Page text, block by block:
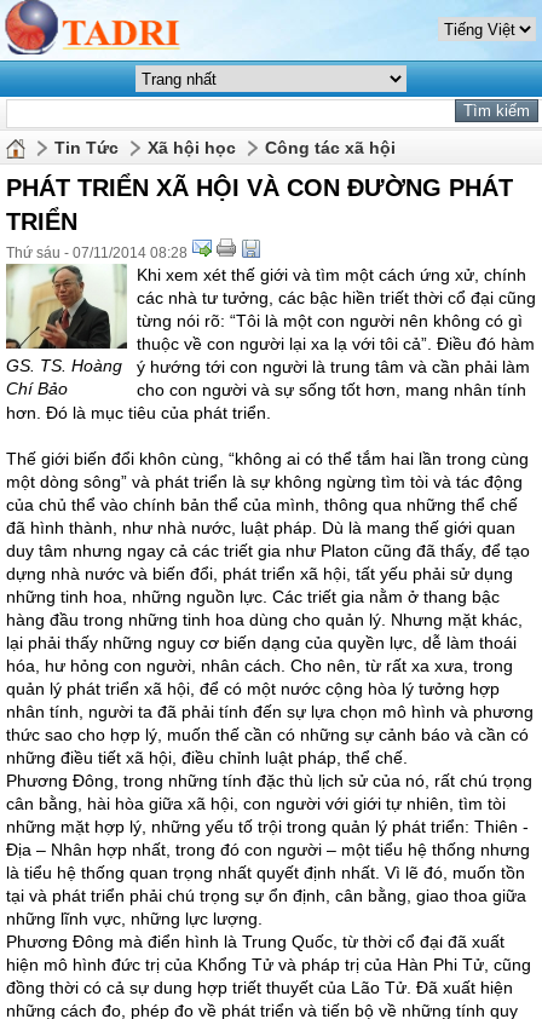
Tin Tức Xã hội học Công tác xã hội
PHÁT TRIỂN XÃ HỘI VÀ CON ĐƯỜNG PHÁT
TRIỂN
Thứ sáu - 07/11/2014 08:28
GS. TS. Hoàng
Chí Bảo
Khi xem xét thế giới và tìm một cách ứng xử, chính
các nhà tư tưởng, các bậc hiền triết thời cổ đại cũng
từng nói rõ: “Tôi là một con người nên không có gì
thuộc về con người lại xa lạ với tôi cả”. Điều đó hàm
ý hướng tới con người là trung tâm và cần phải làm
cho con người và sự sống tốt hơn, mang nhân tính
hơn. Đó là mục tiêu của phát triển.
Thế giới biến đổi khôn cùng, “không ai có thể tắm hai lần trong cùng
một dòng sông” và phát triển là sự không ngừng tìm tòi và tác động
của chủ thể vào chính bản thể của mình, thông qua những thể chế
đã hình thành, như nhà nước, luật pháp. Dù là mang thế giới quan
duy tâm nhưng ngay cả các triết gia như Platon cũng đã thấy, để tạo
dựng nhà nước và biến đổi, phát triển xã hội, tất yếu phải sử dụng
những tinh hoa, những nguồn lực. Các triết gia nằm ở thang bậc
hàng đầu trong những tinh hoa dùng cho quản lý. Nhưng mặt khác,
lại phải thấy những nguy cơ biến dạng của quyền lực, dễ làm thoái
hóa, hư hỏng con người, nhân cách. Cho nên, từ rất xa xưa, trong
quản lý phát triển xã hội, để có một nước cộng hòa lý tưởng hợp
nhân tính, người ta đã phải tính đến sự lựa chọn mô hình và phương
thức sao cho hợp lý, muốn thế cần có những sự cảnh báo và cần có
những điều tiết xã hội, điều chỉnh luật pháp, thể chế.
Phương Đông, trong những tính đặc thù lịch sử của nó, rất chú trọng
cân bằng, hài hòa giữa xã hội, con người với giới tự nhiên, tìm tòi
những mặt hợp lý, những yếu tố trội trong quản lý phát triển: Thiên -
Địa – Nhân hợp nhất, trong đó con người – một tiểu hệ thống nhưng
là tiểu hệ thống quan trọng nhất quyết định nhất. Vì lẽ đó, muốn tồn
tại và phát triển phải chú trọng sự ổn định, cân bằng, giao thoa giữa
những lĩnh vực, những lực lượng.
Phương Đông mà điển hình là Trung Quốc, từ thời cổ đại đã xuất
hiện mô hình đức trị của Khổng Tử và pháp trị của Hàn Phi Tử, cũng
đồng thời có cả sự dung hợp triết thuyết của Lão Tử. Đã xuất hiện
những cách đo, phép đo về phát triển và tiến bộ về những tính quy